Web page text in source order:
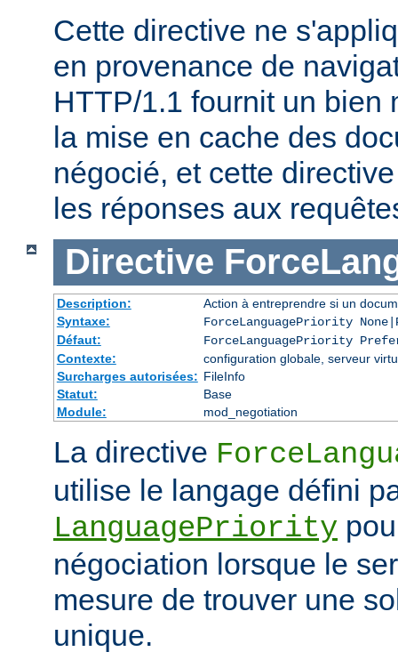
Cette directive ne
en provenance de
HTTP/1.1 fournit un bien
la mise en cache des
négocié, et cette
les réponses aux
Directive
Description:
Action à entreprendre si un
Syntaxe:
ForceLanguagePriority
Défaut:
ForceLanguagePriority
Contexte:
configuration globale, serveur
Surcharges autorisées: FileInfo
Statut:
Base
Module:
mod_negotiation
La directive
utilise le langage défini
LanguagePriority
négociation lorsque le
mesure de trouver une
unique.